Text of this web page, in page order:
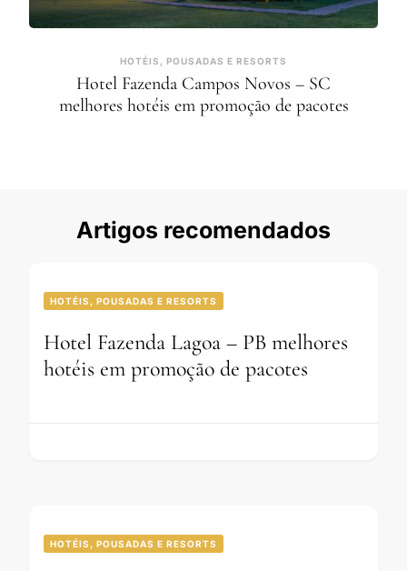
HOTÉIS, POUSADAS E RESORTS
Hotel Fazenda Campos Novos – SC
melhores hotéis em promoção de pacotes
Artigos recomendados
HOTÉIS, POUSADAS E RESORTS
Hotel Fazenda Lagoa – PB melhores
hotéis em promoção de pacotes
HOTÉIS, POUSADAS E RESORTS